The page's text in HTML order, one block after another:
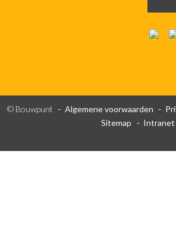
© Bouwpunt Algemene voorwaarden
Sitemap
Intranet